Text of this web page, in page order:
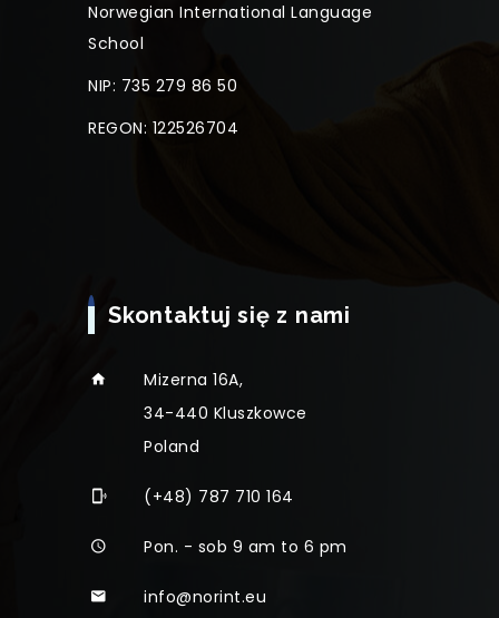
Norwegian International Language
School
NIP: 735 279 86 50
REGON: 122526704
Skontaktuj się z nami
Mizerna 16A,
34-440 Kluszkowce
Poland
(+48) 787 710 164
Pon. - sob 9 am to 6 pm
info@norint.eu